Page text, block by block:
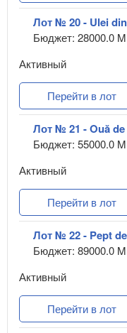
Лот № 20 - Ulei
Бюджет: 28000.0
Активный
Перейти в лот
Лот № 21 - Ouă
Бюджет: 55000.0
Активный
Перейти в лот
Лот № 22 - Pept
Бюджет: 89000.0
Активный
Перейти в лот